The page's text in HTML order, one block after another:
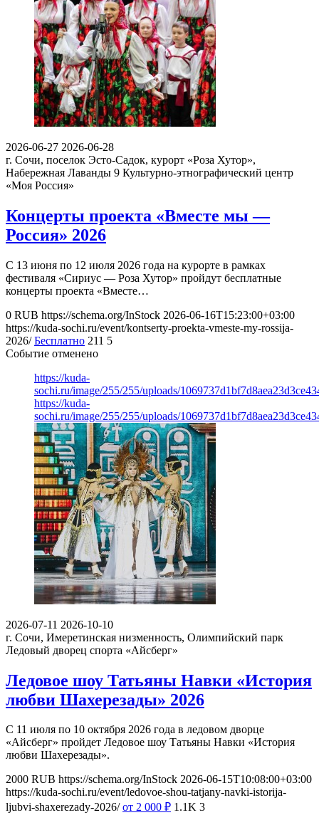
2026-06-27 2026-06-28
г. Сочи, поселок Эсто-Садок, курорт «Роза Хутор»,
Набережная Лаванды 9 Культурно-этнографический центр
«Моя Россия»
Концерты проекта «Вместе мы —
Россия» 2026
С 13 июня по 12 июля 2026 года на курорте в рамках
фестиваля «Сириус — Роза Хутор» пройдут бесплатные
концерты проекта «Вместе…
0 RUB https://schema.org/InStock 2026-06-16T15:23:00+03:00
https://kuda-sochi.ru/event/kontserty-proekta-vmeste-my-rossija-
2026/ Бесплатно 211 5
Событие отменено
https://kuda-
sochi.ru/image/255/255/uploads/
https://kuda-
sochi.ru/image/255/255/uploads/
2026-07-11 2026-10-10
г. Сочи, Имеретинская низменность, Олимпийский парк
Ледовый дворец спорта «Айсберг»
Ледовое шоу Татьяны Навки «История
любви Шахерезады» 2026
С 11 июля по 10 октября 2026 года в ледовом дворце
«Айсберг» пройдет Ледовое шоу Татьяны Навки «История
любви Шахерезады».
2000 RUB https://schema.org/InStock 2026-06-15T10:08:00+03:00
https://kuda-sochi.ru/event/ledovoe-shou-tatjany-navki-istorija-
ljubvi-shaxerezady-2026/ от 2 000 ₽ 1.1K 3